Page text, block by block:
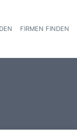
FIRMEN FINDEN